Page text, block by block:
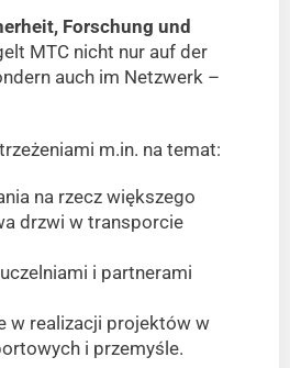
Forschung und
MTC nicht nur auf der
auch im Netzwerk –
m.in. na temat:
na rzecz większego
drzwi w transporcie
i partnerami
w realizacji projektów w
i przemyśle.